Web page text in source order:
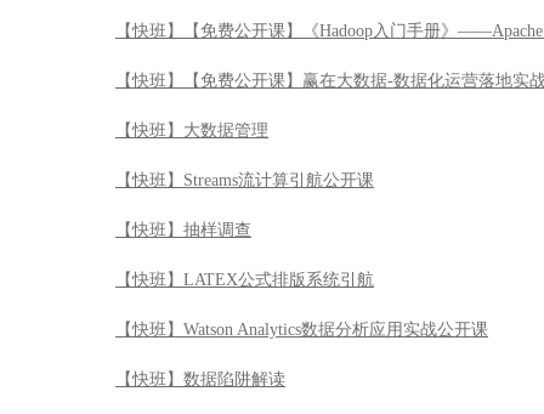
【快班】LATEX公式排版系统引航
【快班】Watson Analytics数据分析应用实战公开课
【快班】数据陷阱解读
【快班】R七种武器之文本挖掘包tm
【快班】R七种武器之可视化JS库HTMLWidgets包
【快班】R七种武器之数据加工厂plyr
【快班】R七种武器之交互化展示包shiny
【快班】R七种武器之网络爬虫RCurl